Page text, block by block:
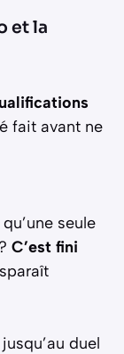
et la
fait avant ne
seule
C’est fini
duel